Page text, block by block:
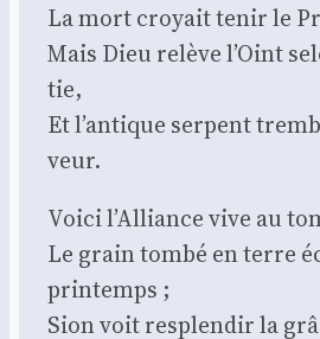
La mort croyait tenir le
Mais Dieu relève l’Oint
tie,
Et l’antique ser­pent
veur.
Voi­ci l’Alliance vive au
Le grain tom­bé en terre
prin­temps ;
Sion voit res­plen­dir la